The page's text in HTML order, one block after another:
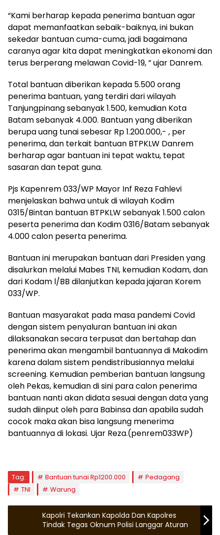
“Kami berharap kepada penerima bantuan agar
dapat memanfaatkan sebaik-baiknya, ini bukan
sekedar bantuan cuma-cuma, jadi bagaimana
caranya agar kita dapat meningkatkan ekonomi dan
terus berperang melawan Covid-19, ” ujar Danrem.
Total bantuan diberikan kepada 5.500 orang
penerima bantuan, yang terdiri dari wilayah
Tanjungpinang sebanyak 1.500, kemudian Kota
Batam sebanyak 4.000. Bantuan yang diberikan
berupa uang tunai sebesar Rp 1.200.000,- , per
penerima, dan terkait bantuan BTPKLW Danrem
berharap agar bantuan ini tepat waktu, tepat
sasaran dan tepat guna.
Pjs Kapenrem 033/WP Mayor Inf Reza Fahlevi
menjelaskan bahwa untuk di wilayah Kodim
0315/Bintan bantuan BTPKLW sebanyak 1.500 calon
peserta penerima dan Kodim 0316/Batam sebanyak
4.000 calon peserta penerima.
Bantuan ini merupakan bantuan dari Presiden yang
disalurkan melalui Mabes TNI, kemudian Kodam, dan
dari Kodam l/BB dilanjutkan kepada jajaran Korem
033/WP.
Bantuan masyarakat pada masa pandemi Covid
dengan sistem penyaluran bantuan ini akan
dilaksanakan secara terpusat dan bertahap dan
penerima akan mengambil bantuannya di Makodim
karena dalam sistem pendistribusiannya melalui
screening. Kemudian pemberian bantuan langsung
oleh Pekas, kemudian di sini para calon penerima
bantuan nanti akan didata sesuai dengan data yang
sudah diinput oleh para Babinsa dan apabila sudah
cocok maka akan bisa langsung menerima
bantuannya di lokasi. Ujar Reza.(penrem033WP)
Tag: Bantuan tunai Rp1200.000
Pedagang
TNI
Warung
Kapolri Tekankan Kapolda Dan Kapolres
Tindak Tegas Oknum Polisi Langgar Aturan